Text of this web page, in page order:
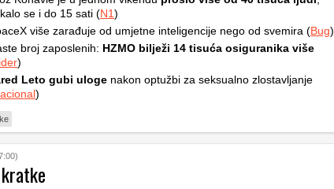
se i do 15 sati (N1)
više zarađuje od umjetne inteligencije nego od svemira (Bug)
broj zaposlenih: HZMO bilježi 14 tisuća osiguranika više
)
Leto gubi uloge nakon optužbi za seksualno zlostavljanje
)